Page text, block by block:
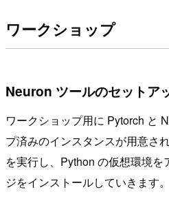
ワークショップ
Neuron ツールのセットア
ワークショップ用に Pytorch と
プ済みのインスタンスが用意さ
を実行し、Python の仮想環境
ジをインストールしていきます。